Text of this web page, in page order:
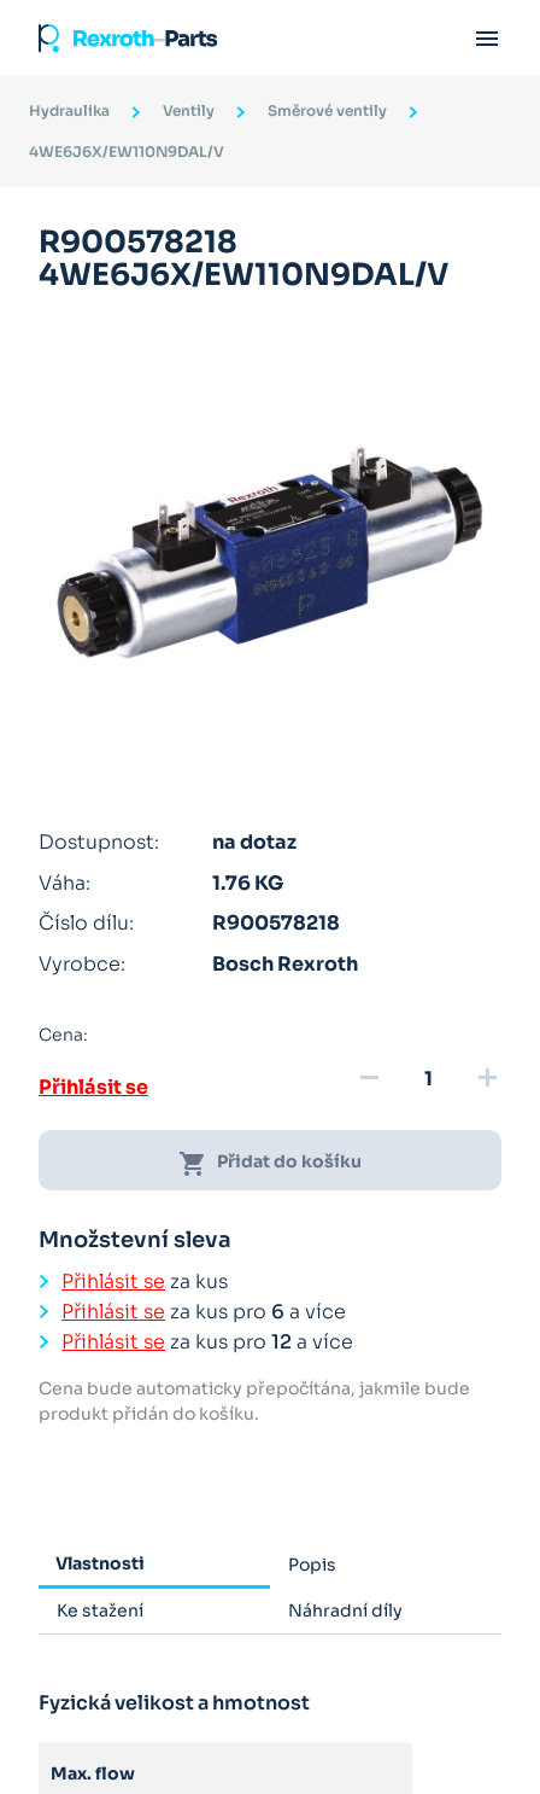

Hydraulika Ventily Směrové ventily
4WE6J6X/EW110N9DAL/V
R900578218
4WE6J6X/EW110N9DAL/V
Dostupnost:
na dotaz
Váha:
1.76 KG
Číslo dílu:
R900578218
Vyrobce:
Bosch Rexroth
Cena:
Přihlásit se remove add
shopping_cart Přidat do košíku
Množstevní sleva
Přihlásit se za kus
Přihlásit se za kus pro 6 a více
Přihlásit se za kus pro12a více
Cena bude automaticky přepočítána, jakmile bude
produkt přidán do košíku.
Vlastnosti Popis
Ke stažení Náhradní díly
Fyzická velikost a hmotnost
Max. flow